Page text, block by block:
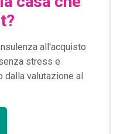
all'acquisto
stress e
dalla valutazione al